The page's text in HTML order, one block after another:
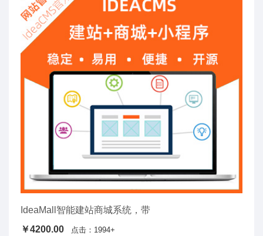
IdeaMall智能建站商城系统，带
￥4200.00
点击：1994+